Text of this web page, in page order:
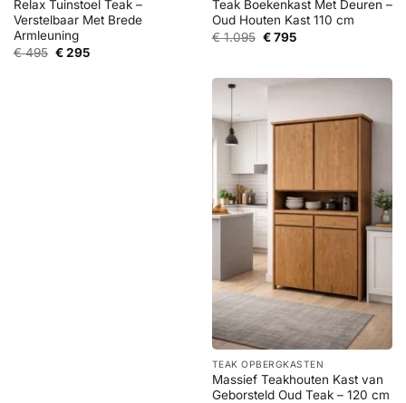
Relax Tuinstoel Teak –
Verstelbaar Met Brede
Armleuning
€495 Oorspronkelijke
€295Huidige
Teak Boekenkast Met Deuren –
Oud Houten Kast 110 cm
€1.095 Oorspronkelijke
€795Huidige
TEAK OPBERGKASTEN
Massief Teakhouten Kast van
Geborsteld Oud Teak – 120 cm